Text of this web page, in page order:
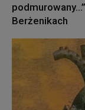
Berżenikach